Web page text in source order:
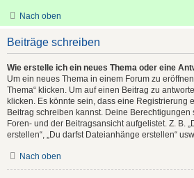
Nach oben
Beiträge schreiben
Wie erstelle ich ein neues Thema oder eine
Um ein neues Thema in einem Forum zu
Thema“ klicken. Um auf einen Beitrag zu
klicken. Es könnte sein, dass eine Registrierung
Beitrag schreiben kannst. Deine
Foren- und der Beitragsansicht aufgelistet. Z. B.
erstellen“, „Du darfst Dateianhänge erstellen“ usw.
Nach oben